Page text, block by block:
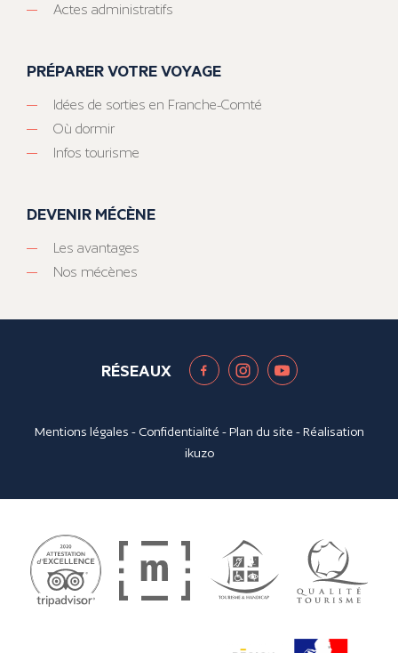
Actes administratifs
PRÉPARER VOTRE VOYAGE
Idées de sorties en Franche-Comté
Où dormir
Infos tourisme
DEVENIR MÉCÈNE
Les avantages
Nos mécènes
RÉSEAUX
Mentions légales - Confidentialité -Plan du site - Réalisation
ikuzo